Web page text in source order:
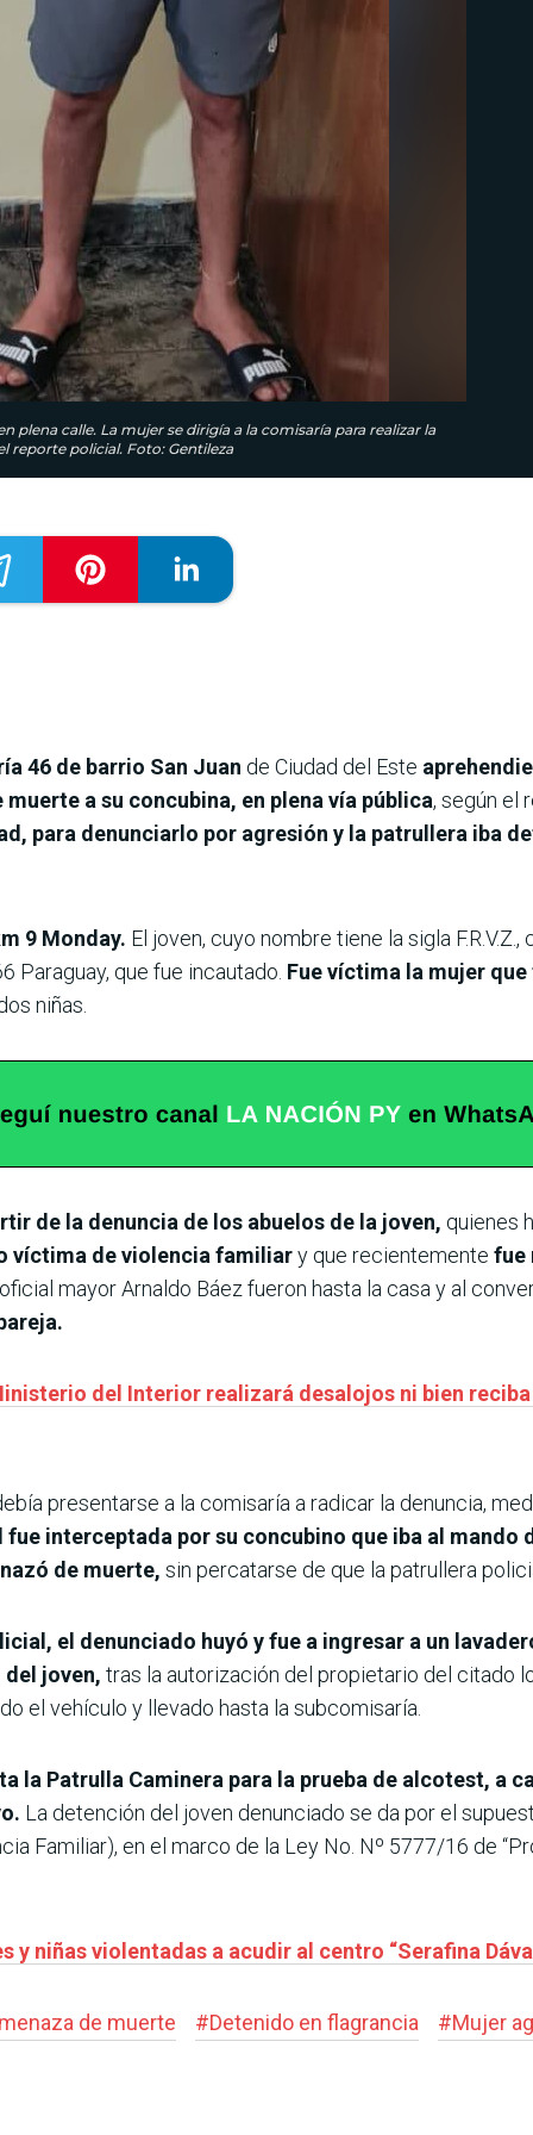
plena calle. La mujer se dirigía a la comisaría para realizar la
reporte policial. Foto: Gentileza
46 de barrio San Juan de Ciudad del Este
a su concubina, en plena vía pública, según el
para denunciarlo por agresión y la patrullera iba
9 Monday. El joven, cuyo nombre tiene la sigla
Paraguay, que fue incautado. Fue víctima la mujer
niñas.
de la denuncia de los abuelos de la joven, quienes
víctima de violencia familiary que recientemente fue
mayor Arnaldo Báez fueron hasta la casa y al
del Interior realizará desalojos ni bien
presentarse a la comisaría a radicar la denuncia,
interceptada por su concubino que iba al mando
de muerte, sin percatarse de que la patrullera
el denunciado huyó y fue a ingresar a un
joven, tras la autorización del propietario del citado
el vehículo y llevado hasta la subcomisaría.
la Patrulla Caminera para la prueba de alcotest, a
La detención del joven denunciado se da por el
Familiar), en el marco de la Ley No. Nº 5777/16 de
y niñas violentadas a acudir al centro “Serafina
de muerte #Detenido en flagrancia #Mujer